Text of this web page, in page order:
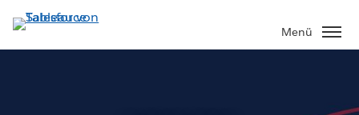
Direkt
zum
Inhalt
Menü